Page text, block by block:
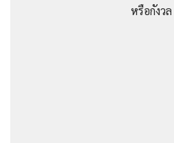
หรือกังวล